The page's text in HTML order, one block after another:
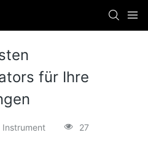
für Ihre
Instrument 27